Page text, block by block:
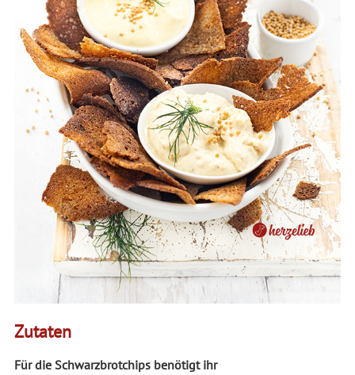
Zutaten
Für die Schwarzbrotchips benötigt ihr